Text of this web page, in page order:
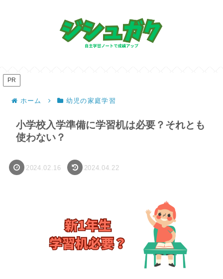
PR
ホーム 幼児の家庭学習
小学校入学準備に学習机は必要？それとも
使わない？
2024.02.16 2024.04.22